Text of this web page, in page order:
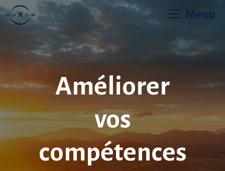
Aller
au
Menu
Améliorer
vos
compétences